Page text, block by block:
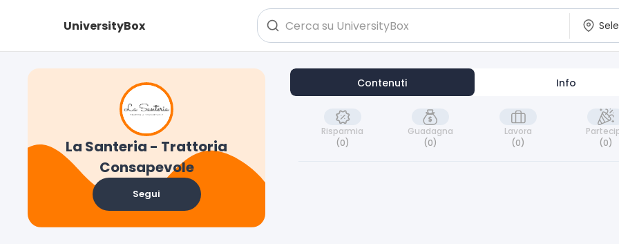
UniversityBox
La Santeria - Trattoria
Consapevole
Segui
Contenuti Info
Risparmia
(0)
Guadagna
(0)
Lavora
(0)
(0)